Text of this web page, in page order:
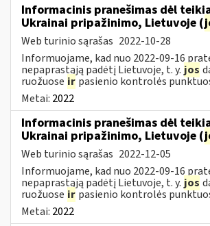
Informacinis pranešimas dėl
Ukrainai pripažinimo, Lietuvoje (
Web turinio sąrašas 2022-10-28
Informuojame, kad nuo 2022-09-16
nepaprastąją padėtį Lietuvoje, t. y. jos
ruožuose ir pasienio kontrolės
Metai: 2022
Informacinis pranešimas dėl
Ukrainai pripažinimo, Lietuvoje (
Web turinio sąrašas 2022-12-05
Informuojame, kad nuo 2022-09-16
nepaprastąją padėtį Lietuvoje, t. y. jos
ruožuose ir pasienio kontrolės
Metai: 2022